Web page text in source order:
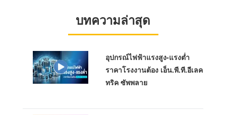
บทความล่าสุด
อุปกรณ์ไฟฟ้าแรงสูง-แรงต่ำ
ราคาโรงงานต้อง เอ็น.พี.ที.อีเลค
ทริค ซัพพลาย